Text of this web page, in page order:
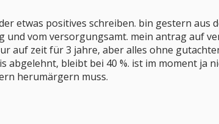
etwas positives schreiben. bin gestern
und vom versorgungsamt. mein antrag auf
auf zeit für 3 jahre, aber alles ohne
abgelehnt, bleibt bei 40 %. ist im moment ja
herumärgern muss.